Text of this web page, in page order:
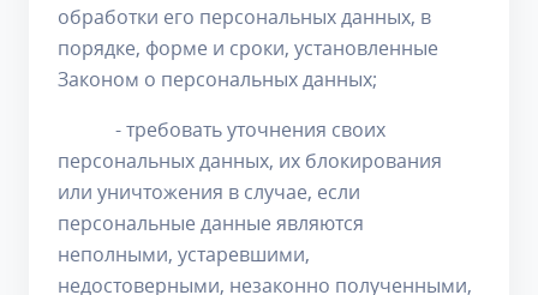
обработки его персональных данных, в
порядке, форме и сроки, установленные
Законом о персональных данных;
- требовать уточнения своих
персональных данных, их блокирования
или уничтожения в случае, если
персональные данные являются
неполными, устаревшими,
недостоверными, незаконно полученными,